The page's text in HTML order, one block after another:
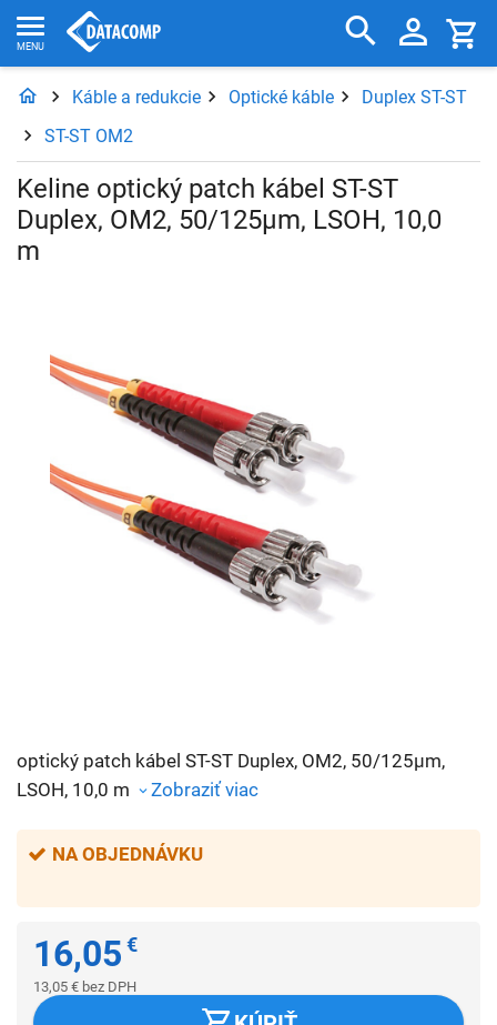
Káble a redukcie Optické káble
Duplex ST-ST
ST-ST OM2
Keline optický patch kábel ST-ST
Duplex, OM2, 50/125µm, LSOH, 10,0
m
optický patch kábel ST-ST Duplex, OM2, 50/125µm,
LSOH, 10,0 m
Zobraziť viac
NA OBJEDNÁVKU
16,05 €
13,05 € bez DPH